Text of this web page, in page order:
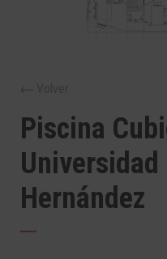
Piscina
Universidad
Hernández